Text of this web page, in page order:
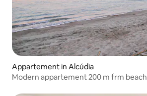
Appartement in Alcúdia
Modern appartement 200 m frm beach